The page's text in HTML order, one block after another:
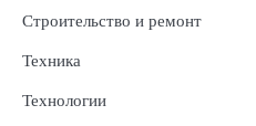
Строительство и ремонт
Техника
Технологии